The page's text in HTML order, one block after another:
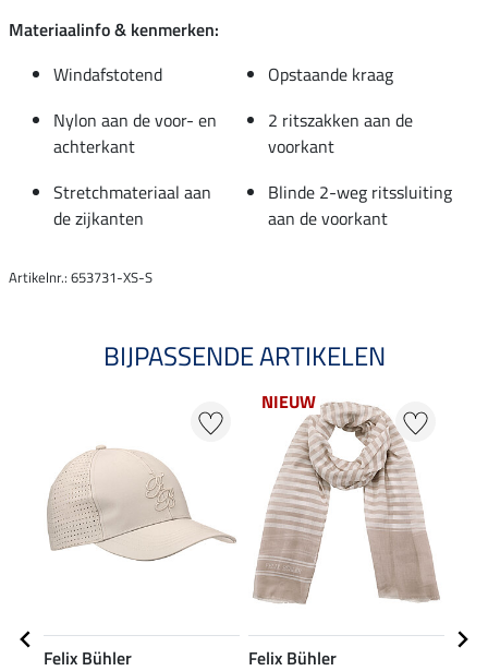
Materiaalinfo & kenmerken:
Windafstotend
Opstaande kraag
Nylon aan de voor- en
achterkant
2 ritszakken aan de
voorkant
Stretchmateriaal aan
de zijkanten
Blinde 2-weg ritssluiting
aan de voorkant
Artikelnr.: 653731-XS-S
BIJPASSENDE ARTIKELEN
Felix Bühler
NIEUW
Felix Bühler